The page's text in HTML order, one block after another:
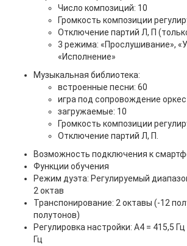
Число композиций: 10
Громкость композиции
Отключение партий Л, П
3 режима: «Прослушивание»,
«Исполнение»
Музыкальная библиотека:
встроенные песни: 60
игра под сопровождение
загружаемые: 10
Громкость композиции
Отключение партий Л, П.
Возможность подключения к
Функции обучения
Режим дуэта: Регулируемый
2 октав
Транспонирование: 2 октавы (-12
полутонов)
Регулировка настройки: A4 = 415,5
Гц